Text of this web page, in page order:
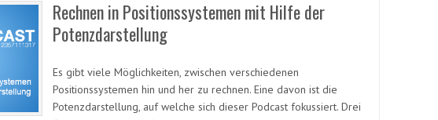
Rechnen in Positionssystemen mit Hilfe der
Potenzdarstellung
Es gibt viele Möglichkeiten, zwischen verschiedenen
Positionssystemen hin und her zu rechnen. Eine davon ist die
Potenzdarstellung, auf welche sich dieser Podcast fokussiert. Drei